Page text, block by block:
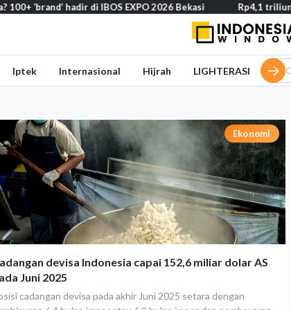
Ekonomi
devisa Indonesia capai 152,6 miliar dolar AS
Juni 2025
cadangan devisa pada akhir Juni 2025 setara dengan
‘brand’ hadir di IBOS EXPO 2026 Bekasi Rp4,1 triliun
Iptek Internasional Hijrah LIGHTERASI